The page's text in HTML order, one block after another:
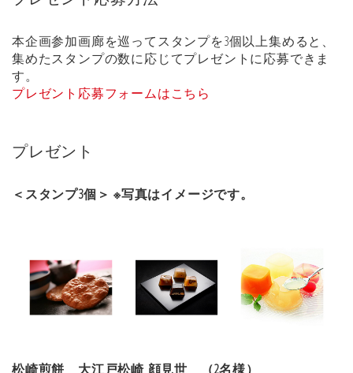
本企画参加画廊を巡ってスタンプを3個以上集めると、
集めたスタンプの数に応じてプレゼントに応募できま
す。
プレゼント応募フォームはこちら
プレゼント
＜スタンプ3個＞ ※写真はイメージです。
松崎煎餅 大江戸松崎 顔見世 （2名様）